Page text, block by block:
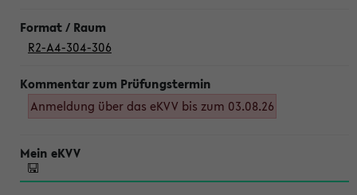
R2-A4-304-306
Anmeldung über das eKVV bis zum 03.08.26